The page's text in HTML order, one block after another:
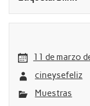
11 de marzo
cineysefeliz
Muestras